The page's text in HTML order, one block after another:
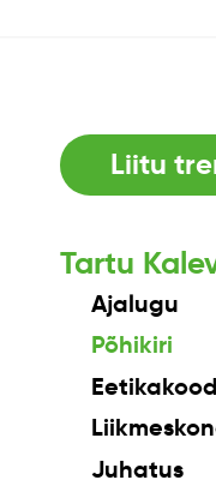
Liitu
Tartu
Ajalugu
Põhikiri
Juhatus